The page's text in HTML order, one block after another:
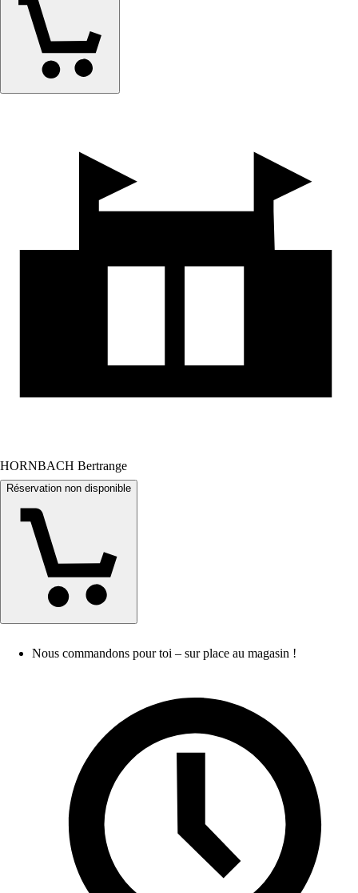
HORNBACH Bertrange
Réservation non disponible
Nous commandons pour toi – sur place au magasin !